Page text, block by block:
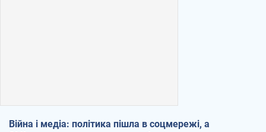
Війна і медіа: політика пішла в соцмережі, а